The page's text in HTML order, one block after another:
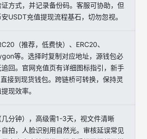
方式，并记录备份码。客服可协助，但
USDT充值提现流程基石，切勿忽视。
（推荐，低费快）、ERC20、
等。选择时复制对应地址，源钱包必
回。官网充值页有详细图标指引，新手
接到现货钱包。跨链桥可转换，保持灵
现效率。
分钟），高级需1-3天，视文件清晰
拍，人脸识别用自然光。审核延误常见